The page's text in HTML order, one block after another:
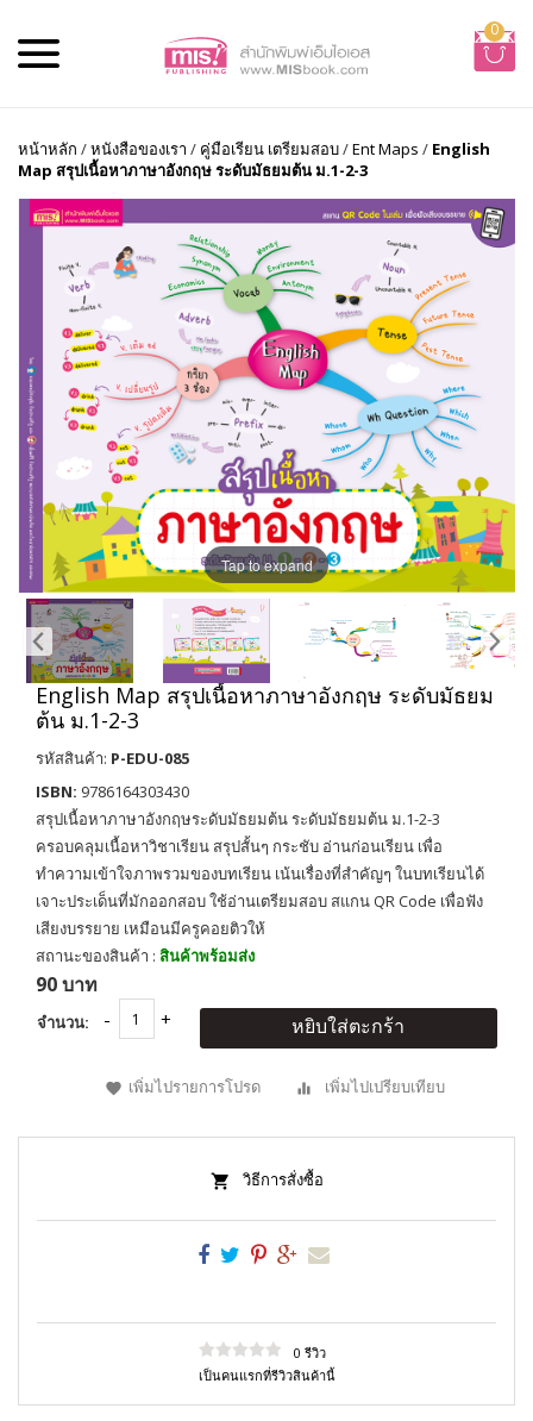
0
หน้าหลัก /หนังสือของเรา / คู่มือเรียน เตรียมสอบ/Ent Maps / English
Map สรุปเนื้อหาภาษาอังกฤษ ระดับมัธยมต้น ม.1-2-3
Tap to expand
English Map สรุปเนื้อหาภาษาอังกฤษ ระดับมัธยม
ต้น ม.1-2-3
รหัสสินค้า: P-EDU-085
ISBN: 9786164303430
สรุปเนื้อหาภาษาอังกฤษระดับมัธยมต้น ระดับมัธยมต้น ม.1-2-3
ครอบคลุมเนื้อหาวิชาเรียน สรุปสั้นๆ กระชับ อ่านก่อนเรียน เพื่อ
ทำความเข้าใจภาพรวมของบทเรียน เน้นเรื่องที่สำคัญๆ ในบทเรียนได้
เจาะประเด็นที่มักออกสอบ ใช้อ่านเตรียมสอบ สแกน QR Code เพื่อฟัง
เสียงบรรยาย เหมือนมีครูคอยติวให้
สถานะของสินค้า : สินค้าพร้อมส่ง
90 บาท
จำนวน: หยิบใส่ตะกร้า
เพิ่มไปรายการโปรด เพิ่มไปเปรียบเทียบ
วิธีการสั่งซื้อ
0 รีวิว
เป็นคนแรกที่รีวิวสินค้านี้